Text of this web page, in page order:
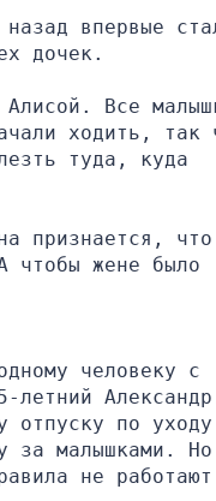
впервые
дочек.
Все
ходить, так
туда, куда
признается,
чтобы жене было
человеку с
летний
отпуску по
за малышками.
не